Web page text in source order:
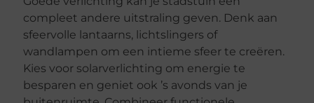
compleet andere uitstraling geven. Denk aan
sfeervolle lantaarns, lichtslingers of
wandlampen om een intieme sfeer te creëren.
Kies voor solarverlichting om energie te
besparen en geniet ook ’s avonds van je